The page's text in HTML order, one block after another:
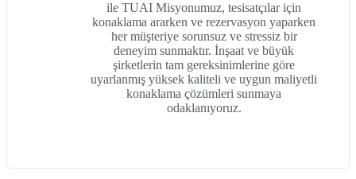
ile TUAI Misyonumuz, tesisatçılar için
konaklama ararken ve rezervasyon yaparken
her müşteriye sorunsuz ve stressiz bir
deneyim sunmaktır. İnşaat ve büyük
şirketlerin tam gereksinimlerine göre
uyarlanmış yüksek kaliteli ve uygun maliyetli
konaklama çözümleri sunmaya
odaklanıyoruz.